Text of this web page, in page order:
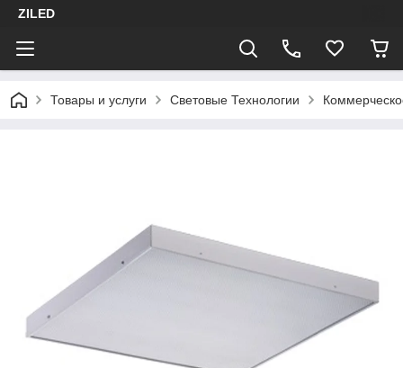
ZILED
Товары и услуги Световые Технологии